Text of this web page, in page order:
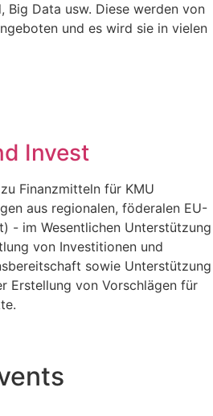
Big Data usw. Diese werden von
und es wird sie in vielen
Invest
Finanzmitteln für KMU
aus regionalen, föderalen EU-
- im Wesentlichen Unterstützung
von Investitionen und
sowie Unterstützung
Erstellung von Vorschlägen für